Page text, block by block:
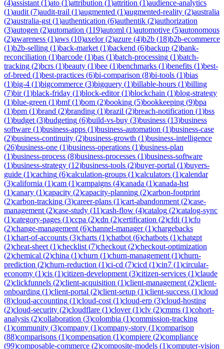
(4)assistant (1)ato (1)attribution (1)attrition (1)audience-analytics
(1)audit (7)audit-trail (1)augmented (1)augmented-reality (2)australia
(2)australia-gst (1)authentication (6)authentik (2)authorization
(3)autogen (2)automation (119)automl (1)automotive (5)autonomous
(2)awareness (1)aws (10)axelor(2)azure (4)b2b (18)b2b-ecommerce
(1)b2b-selling (1)back-market (1)backend (6)backup (2)bank-
reconciliation (1)barcode (1)bas (1)batch-processing (1)batch-
tracking (2)bcrs (1)beauty (1)bee (1)benchmarks (1)benefits (1)best-
of-breed (1)best-practices (6)bi-comparison (8)bi-tools (1)bias
(1)big-4 (1)bigcommerce (3)bigquery (1)billable-hours (1)billing
(7)bir(1)black-friday (1)block-editor(1)blockchain (1)blog-strategy
(1)blue-green (1)bmf(1)bom (2)booking (5)bookkeeping (9)bpa
(1)bpm (1)brand (2)branding (1)brazil (2)breach-notification (1)bss
(1)budget (3)budgeting (6)build-vs-buy (3)business (13)business
software (1)business-apps (1)business-automation (1)business-case
(2)business-continuity (2)business-growth (1)business-intelligence
(26)business-one (1)business-operations (1)business-plan
(1)business-process (8)business-processes (1)business-software
(1)business-strategy (12)business-tools (2)buyer-portal (1)buyers-
guide (1)caching (6)calculation-groups (1)calculators (1)calendar
(3)california (1)cam (1)campaigns (4)canada (1)canada-hst
(1)canary (1)capacity (2)capacity-planning (2)carbon-footprint
(2)carbon-tracking (3)career-plans (1)cart-abandonment (2)case-
management (2)case-study (11)cash-flow (4)catalog (2)catalog-sync
(1)category-pages (1)ccpa (2)cdn (2)certification (2)cfdi (1)cfo
(2)change-management (6)channel-manager(1)chargebacks
(1)chart-of-accounts (3)charts (1)chatbot (6)chatbots (1)chatgpt
(2)cheat-sheet (1)checklist (7)checkout (2)checkout-optimization
(2)chemical (2)china (1)churn (1)churn-management (1)churn-
prediction (2)churn-reduction (1)ci-cd (7)cicd (1)cin7 (1)circular-
economy (1)cis (1)citizen-development (3)citizen-services (1)claude
(2)clickfunnels (2)client-acquisition (1)client-management (2)client-
onboarding (1)client-portal (2)client-setup (1)client-success (1)cloud
(8)cloud-accounting (1)cloud-cost (1)cloud-erp (3)cloud-hosting
(2)cloud-security (2)cloudflare (1)clover(1)clv (2)cmms (1)cohort-
analysis (2)collaboration (3)colombia (1)commission-tracking
(1)community (3)company (1)company-story (1)comparison
(88)comparisons (1)compensation (1)compiere (2)compliance
(99)composable-commerce (2)composite-models (1)computer-vision